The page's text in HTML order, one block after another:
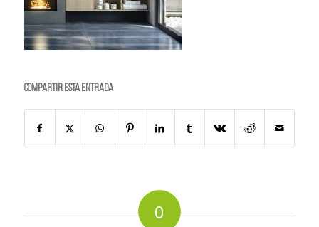
Compartir esta entrada
0